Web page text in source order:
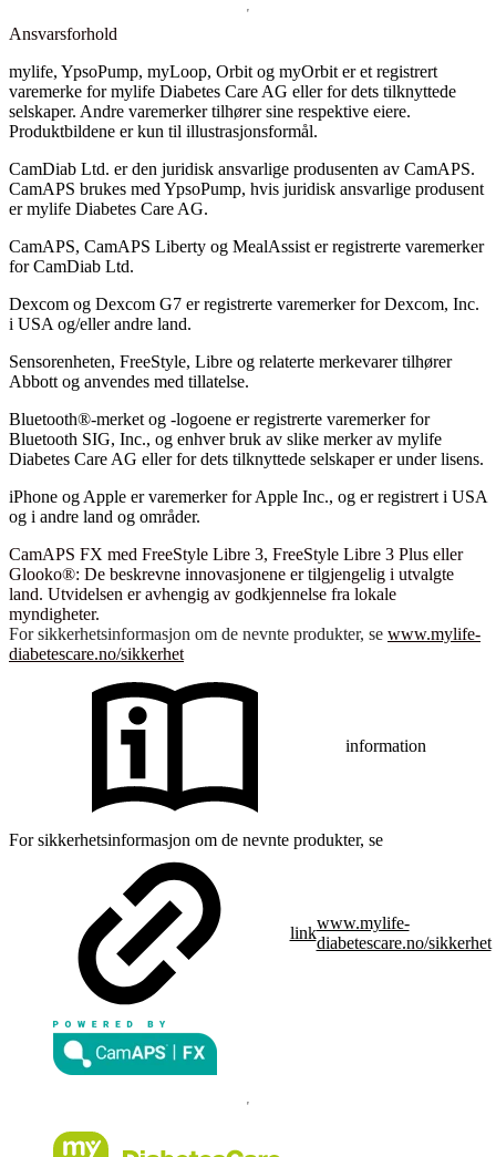
Ansvarsforhold
mylife, YpsoPump, myLoop, Orbit og myOrbit er et registrert
varemerke for mylife Diabetes Care AG eller for dets tilknyttede
selskaper. Andre varemerker tilhører sine respektive eiere.
Produktbildene er kun til illustrasjonsformål.
CamDiab Ltd. er den juridisk ansvarlige produsenten av CamAPS.
CamAPS brukes med YpsoPump, hvis juridisk ansvarlige produsent
er mylife Diabetes Care AG.
CamAPS, CamAPS Liberty og MealAssist er registrerte varemerker
for CamDiab Ltd.
Dexcom og Dexcom G7 er registrerte varemerker for Dexcom, Inc.
i USA og/eller andre land.
Sensorenheten, FreeStyle, Libre og relaterte merkevarer tilhører
Abbott og anvendes med tillatelse.
Bluetooth®-merket og -logoene er registrerte varemerker for
Bluetooth SIG, Inc., og enhver bruk av slike merker av mylife
Diabetes Care AG eller for dets tilknyttede selskaper er under lisens.
iPhone og Apple er varemerker for Apple Inc., og er registrert i USA
og i andre land og områder.
CamAPS FX med FreeStyle Libre 3, FreeStyle Libre 3 Plus eller
Glooko®: De beskrevne innovasjonene er tilgjengelig i utvalgte
land. Utvidelsen er avhengig av godkjennelse fra lokale
myndigheter.
For sikkerhetsinformasjon om de nevnte produkter, se www.mylife-
diabetescare.no/sikkerhet
information
For sikkerhetsinformasjon om de nevnte produkter, se
link
www.mylife-
diabetescare.no/sikkerhet